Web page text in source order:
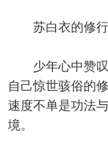
苏白衣的修行
少年心中赞叹
自己惊世骇俗的
速度不单是功法
境。